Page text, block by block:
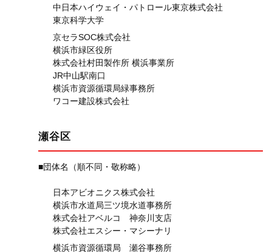
中日本ハイウェイ・パトロール東京株式会社
東京科学大学
京セラSOC株式会社
横浜市緑区役所
株式会社村田製作所 横浜事業所
JR中山駅南口
横浜市資源循環局緑事務所
ワコー建設株式会社
瀬谷区
■団体名（順不同・敬称略）
日本アビオニクス株式会社
横浜市水道局三ツ境水道事務所
株式会社アベルコ 神奈川支店
株式会社エスシー・マシーナリ
横浜市資源循環局 瀬谷事務所